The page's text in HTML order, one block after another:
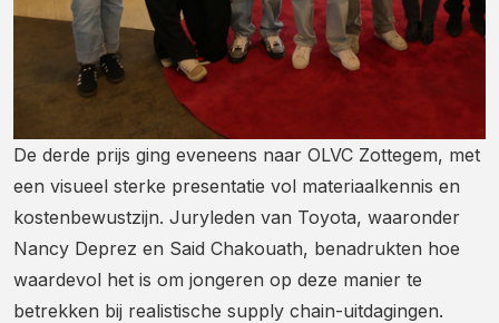
De derde prijs ging eveneens naar OLVC Zottegem, met
een visueel sterke presentatie vol materiaalkennis en
kostenbewustzijn. Juryleden van Toyota, waaronder
Nancy Deprez en Said Chakouath, benadrukten hoe
waardevol het is om jongeren op deze manier te
betrekken bij realistische supply chain-uitdagingen.